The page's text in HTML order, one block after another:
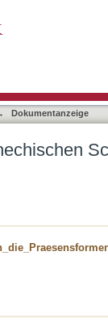
Dokumentanzeige